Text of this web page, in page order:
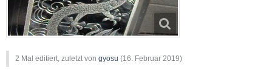
2 Mal editiert, zuletzt von gyosu (16. Februar 2019)